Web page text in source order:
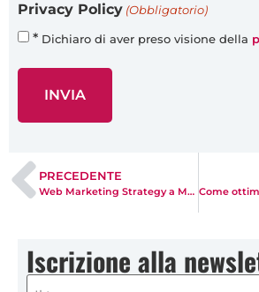
Privacy Policy (Obbligatorio)
* Dichiaro di aver preso visione della
PRECEDENTE
Web Marketing Strategy a Modena e Reggio Emilia: Case Study
Iscrizione alla
Nome